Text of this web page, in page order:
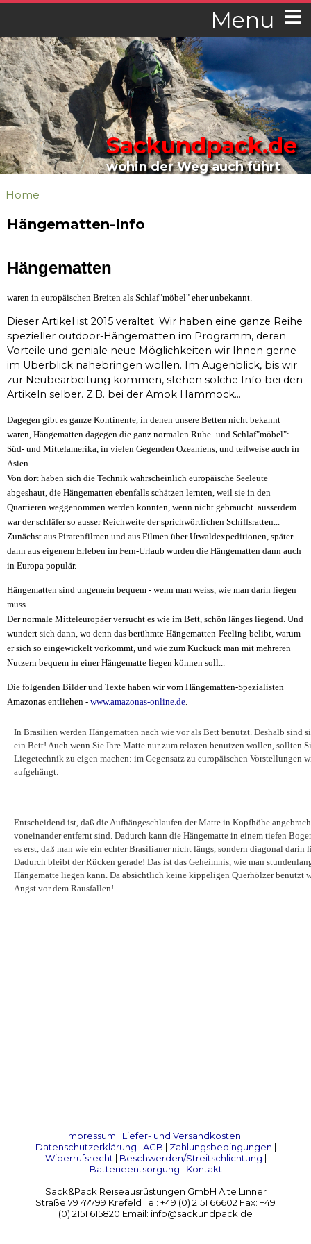
Menu
Sackundpack.de
wohin der Weg auch führt
Home
Hängematten-Info
Hängematten
waren in europäischen Breiten als Schlaf"möbel" eher unbekannt.
Dieser Artikel ist 2015 veraltet. Wir haben eine ganze Reihe
spezieller outdoor-Hängematten im Programm, deren
Vorteile und geniale neue Möglichkeiten wir Ihnen gerne
im Überblick nahebringen wollen. Im Augenblick, bis wir
zur Neubearbeitung kommen, stehen solche Info bei den
Artikeln selber. Z.B. bei der Amok Hammock...
Dagegen gibt es ganze Kontinente, in denen unsere Betten nicht bekannt
waren, Hängematten dagegen die ganz normalen Ruhe- und Schlaf"möbel":
Süd- und Mittelamerika, in vielen Gegenden Ozeaniens, und teilweise auch in
Asien.
Von dort haben sich die Technik wahrscheinlich europäische Seeleute
abgeshaut, die Hängematten ebenfalls schätzen lernten, weil sie in den
Quartieren weggenommen werden konnten, wenn nicht gebraucht. ausserdem
war der schläfer so ausser Reichweite der sprichwörtlichen Schiffsratten...
Zunächst aus Piratenfilmen und aus Filmen über Urwaldexpeditionen, später
dann aus eigenem Erleben im Fern-Urlaub wurden die Hängematten dann auch
in Europa populär.
Hängematten sind ungemein bequem - wenn man weiss, wie man darin liegen
muss.
Der normale Mitteleuropäer versucht es wie im Bett, schön länges liegend. Und
wundert sich dann, wo denn das berühmte Hängematten-Feeling belibt, warum
er sich so eingewickelt vorkommt, und wie zum Kuckuck man mit mehreren
Nutzern bequem in einer Hängematte liegen können soll...
Die folgenden Bilder und Texte haben wir vom Hängematten-Spezialisten
Amazonas entliehen - www.amazonas-online.de.
In Brasilien werden Hängematten nach wie vor als Bett benutzt. Deshalb sind
ein Bett! Auch wenn Sie Ihre Matte nur zum relaxen benutzen wollen, sollten
Liegetechnik zu eigen machen: im Gegensatz zu europäischen Vorstellungen
aufgehängt.
Entscheidend ist, daß die Aufhängeschlaufen der Matte in Kopfhöhe
voneinander entfernt sind. Dadurch kann die Hängematte in einem tiefen
es erst, daß man wie ein echter Brasilianer nicht längs, sondern diagonal
Dadurch bleibt der Rücken gerade! Das ist das Geheimnis, wie man
Hängematte liegen kann. Da absichtlich keine kippeligen Querhölzer benutzt
Angst vor dem Rausfallen!
Impressum | Liefer- und Versandkosten |
Datenschutzerklärung | AGB | Zahlungsbedingungen |
Widerrufsrecht| Beschwerden/Streitschlichtung |
Batterieentsorgung | Kontakt
Sack&Pack Reiseausrüstungen GmbH Alte Linner
Straße 79 47799 Krefeld Tel: +49 (0) 2151 66602 Fax: +49
(0) 2151 615820 Email: info@sackundpack.de